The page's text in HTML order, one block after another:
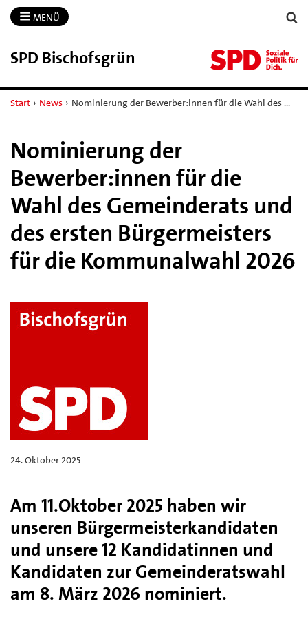
MENÜ
SPD Bischofsgrün
Start › News › Nominierung der Bewerber:innen für die Wahl des …
Nominierung der
Bewerber:innen für die
Wahl des Gemeinderats und
des ersten Bürgermeisters
für die Kommunalwahl 2026
24. Oktober 2025
Am 11.Oktober 2025 haben wir
unseren Bürgermeisterkandidaten
und unsere 12 Kandidatinnen und
Kandidaten zur Gemeinderatswahl
am 8. März 2026 nominiert.